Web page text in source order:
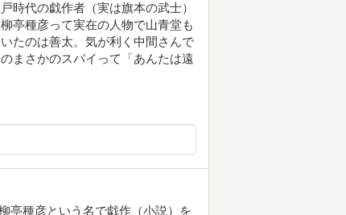
時代の戯作者（実は旗本の武士）
亭種彦って実在の人物で山青堂も
たのは善太。気が利く中間さんで
まさかのスパイって「あんたは遠
亭種彦という名で戯作（小説）を